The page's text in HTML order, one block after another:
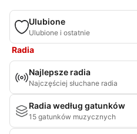
Ulubione
Ulubione i ostatnie
Radia
Najlepsze radia
Najczęściej słuchane radia
Radia według gatunków
15 gatunków muzycznych